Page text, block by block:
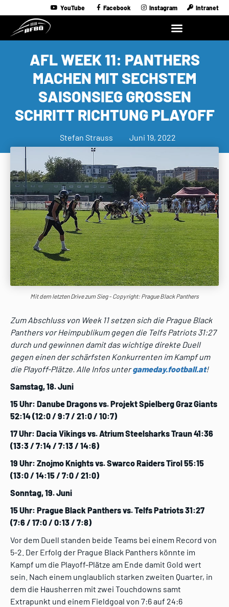
YouTube Facebook Instagram Intranet
AFL WEEK 11: PANTHERS
MACHEN MIT SECHSTEM
SAISONSIEG GROSSEN S
CHRITT RICHTUNG PLAYOFF
Stefan Strauss Juni 19, 2022
Mit dem letzten Drive zum Sieg - Copyright: Prague Black Panthers
Zum Abschluss von Week 11 setzen sich die Prague Black
Panthers vor Heimpublikum gegen die Telfs Patriots 31:27
durch und gewinnen damit das wichtige direkte Duell
gegen einen der schärfsten Konkurrenten im Kampf um
die Playoff-Plätze. Alle Infos untergameday.football.at!
Samstag, 18. Juni
15 Uhr: Danube Dragons vs. Projekt Spielberg Graz Giants
52:14(12:0 / 9:7 / 21:0 / 10:7)
17 Uhr: Dacia Vikings vs. Atrium Steelsharks Traun 41:36
(13:3 / 7:14 / 7:13 / 14:6)
19 Uhr: Znojmo Knights vs. Swarco Raiders Tirol 55:15
(13:0 / 14:15 / 7:0 / 21:0)
Sonntag, 19. Juni
15 Uhr: Prague Black Panthers vs. Telfs Patriots 31:27
(7:6 / 17:0 / 0:13 / 7:8)
Vor dem Duell standen beide Teams bei einem Record von
5-2. Der Erfolg der Prague Black Panthers könnte im
Kampf um die Playoff-Plätze am Ende damit Gold wert
sein. Nach einem unglaublich starken zweiten Quarter, in
dem die Hausherren mit zwei Touchdowns samt
Extrapunkt und einem Fieldgoal von 7:6 auf 24:6